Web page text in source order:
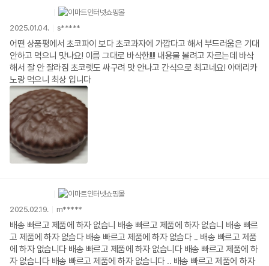
2025.01.04. s*****
어떤 상품평에서 초코파이 보다 초코과자에 가깝다고 해서 부드러움은 기대
안하고 먹으니 맛나요! 이름 그대로 바삭한!!!! 내용물 볼려고 자르는데 바삭
해서 잘 안 잘라짐 초코렛도 싸구려 맛 안나고 간식으로 최고네요! 아메리카
노랑 먹으니 최상 입니다
2025.02.19. m*****
배송 빠르고 제품에 하자 없습니 배송 빠르고 제품에 하자 없습니 배송 빠르
고 제품에 하자 없습다 배송 빠르고 제품에 하자 없습다 .. 배송 빠르고 제품
에 하자 없습니다 배송 빠르고 제품에 하자 없습니다 배송 빠르고 제품에 하
자 없습니다 배송 빠르고 제품에 하자 없습니다 .. 배송 빠르고 제품에 하자